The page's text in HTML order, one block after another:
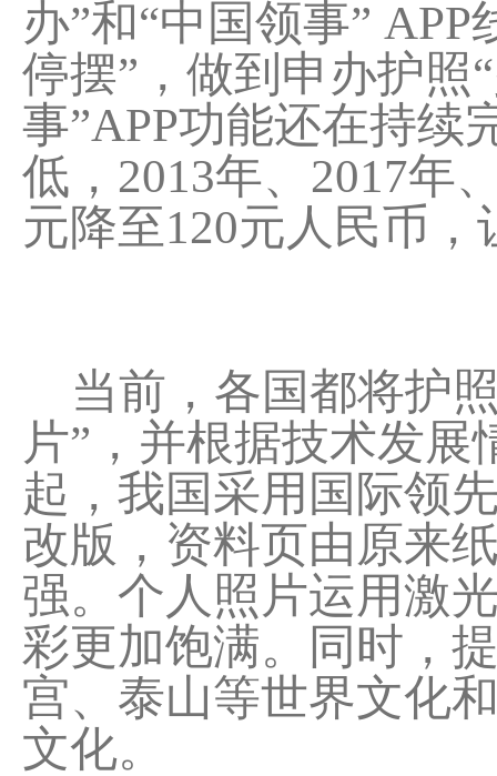
办”和“中国领事”
停摆”，做到申办护照
事”APP功能还在持续
低，2013年、2017年
元降至120元人民币
当前，各国都将护
片”，并根据技术发
起，我国采用国际领
改版，资料页由原来
强。个人照片运用激
彩更加饱满。同时，
宫、泰山等世界文化
文化。